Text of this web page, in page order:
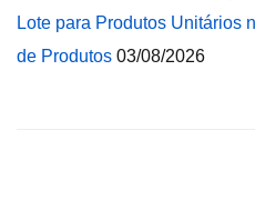
Lote para Produtos Unitários
de Produtos 03/08/2026